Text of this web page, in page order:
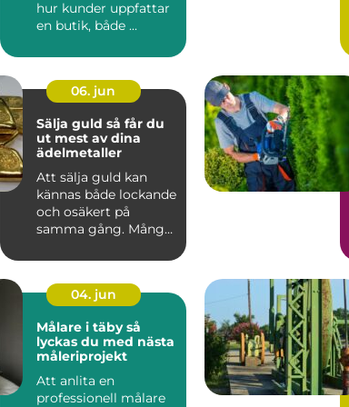
hur kunder uppfattar
en butik, både ...
06. jun
Sälja guld så får du
ut mest av dina
ädelmetaller
Att sälja guld kan
kännas både lockande
och osäkert på
samma gång. Många
eller tac...
04. jun
Målare i täby så
lyckas du med nästa
måleriprojekt
Att anlita en
professionell målare